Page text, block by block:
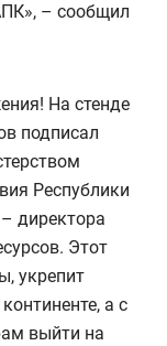
– сообщил
На стенде
подписал
Республики
– директора
Этот
укрепит
а с
выйти на